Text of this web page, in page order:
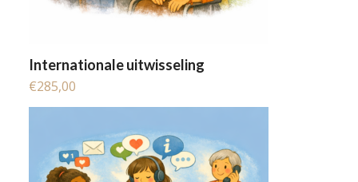
Internationale uitwisseling
€285,00